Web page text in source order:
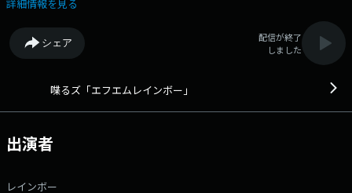
さんから大募集！ 応募はメッセージフォームまたはXから！ Xのハッシ
ュタグは「＃もーやさしい」 牛乳石鹼とエフエムレインボーのコラボス
テッカーもプレゼント！ ★レインボーの２人に電話で相談したいお
の新レーベル「喋るズ」がスタート！ 週の初め、月曜日の喋るズは、レ
を抱きしめ、 “美容が大好きな池田直人”がリスナーのお耳を保湿しま
す。 ▽20:20〜 【 やさしいひとこと 】 つらい時にかけて欲しいやさ
いひとことを送ってくれたリスナーに 牛乳石鹸×エフエムレインボー の
詳細情報を見る
シェア
配信が終了
しました
喋るズ「エフエムレインボー」
出演者
レインボー